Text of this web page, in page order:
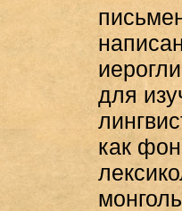
для
как